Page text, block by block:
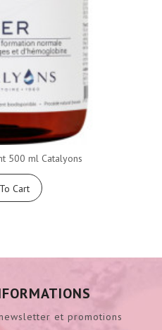
500 ml Catalyons
Cart
et promotions